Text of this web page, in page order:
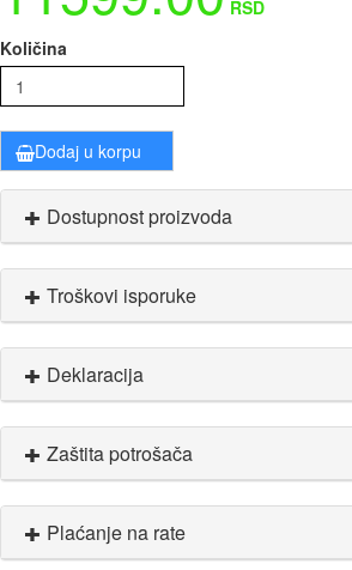
RSD
Količina
Dodaj u korpu
Dostupnost proizvoda
Troškovi isporuke
Deklaracija
Zaštita potrošača
Plaćanje na rate